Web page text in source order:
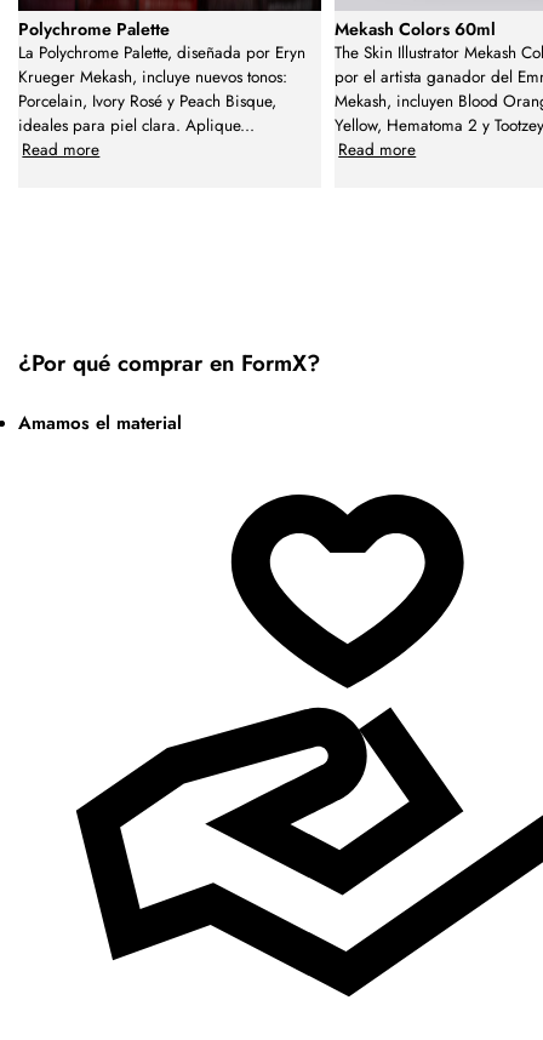
Polychrome Palette
La Polychrome Palette, diseñada por Eryn
Krueger Mekash, incluye nuevos tonos:
Porcelain, Ivory Rosé y Peach Bisque,
ideales para piel clara. Aplique...
Read more
Mekash Colors 60ml
The Skin Illustrator Mekash
por el artista ganador del
Mekash, incluyen Blood
Yellow, Hematoma 2 y
Read more
¿Por qué comprar en FormX?
Amamos el material